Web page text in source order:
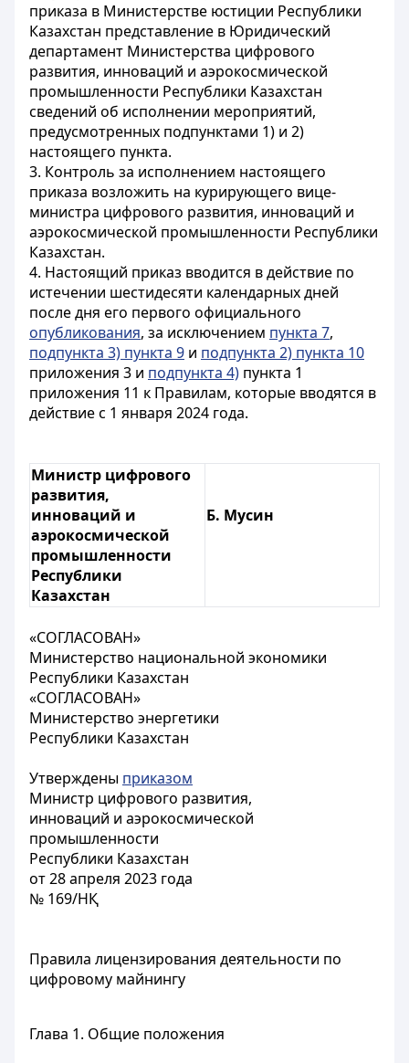
приказа в Министерстве юстиции Республики
Казахстан представление в Юридический
департамент Министерства цифрового
развития, инноваций и аэрокосмической
промышленности Республики Казахстан
сведений об исполнении мероприятий,
предусмотренных подпунктами 1) и 2)
настоящего пункта.
3. Контроль за исполнением настоящего
приказа возложить на курирующего вице-
министра цифрового развития, инноваций и
аэрокосмической промышленности Республики
Казахстан.
4. Настоящий приказ вводится в действие по
истечении шестидесяти календарных дней
после дня его первого официального
опубликования, за исключением пункта 7,
подпункта 3) пункта 9 и подпункта 2) пункта 10
приложения 3 и подпункта 4) пункта 1
приложения 11 к Правилам, которые вводятся в
действие с 1 января 2024 года.
Министр цифрового
развития,
инноваций и
аэрокосмической
промышленности
Республики
Казахстан
Б. Мусин
«СОГЛАСОВАН»
Министерство национальной экономики
Республики Казахстан
«СОГЛАСОВАН»
Министерство энергетики
Республики Казахстан
Утверждены приказом
Министр цифрового развития,
инноваций и аэрокосмической
промышленности
Республики Казахстан
от 28 апреля 2023 года
№ 169/НҚ
Правила лицензирования деятельности по
цифровому майнингу
Глава 1. Общие положения